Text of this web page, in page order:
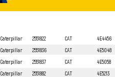
Caterpillar 2551822 CAT 4E4456
Caterpillar 2551836 CAT 4E5048
Caterpillar 2551837 CAT 4E5058
Caterpillar 2551882 CAT 4E5213